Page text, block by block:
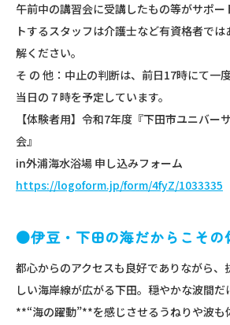
午前中の講習会に受講したもの等がサポー
トするスタッフは介護士など有資格者で
解ください。
そ の 他：中止の判断は、前日17時にて一
当日の７時を予定しています。
【体験者用】令和7年度『下田市ユニバー
会』
in外浦海水浴場 申し込みフォーム
https://logoform.jp/form/4fyZ/1033335
●伊豆・下田の海だからこその
都心からのアクセスも良好でありながら、
しい海岸線が広がる下田。穏やかな波間
**“海の躍動”**を感じさせるうねりや波も